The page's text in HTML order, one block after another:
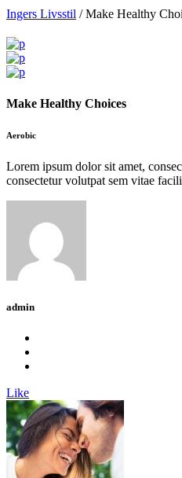
Ingers Livsstil /Make Healthy
Make Healthy Choices
Aerobic
Lorem ipsum dolor sit amet,
consectetur volutpat sem vitae
admin
Like